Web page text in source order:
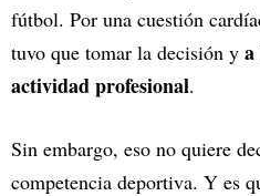
fútbol. Por una cuestión
tuvo que tomar la decisión y a
actividad profesional.
Sin embargo, eso no quiere
competencia deportiva. Y es